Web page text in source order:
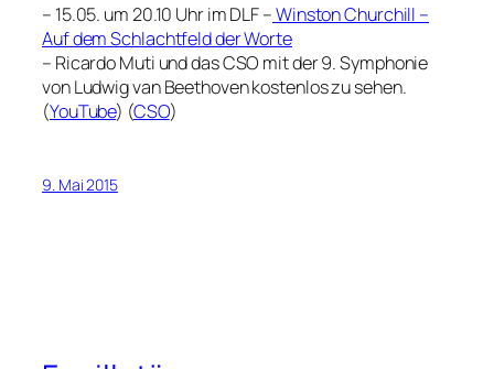
– 15.05. um 20.10 Uhr im DLF –Winston Churchill –
Auf dem Schlachtfeld der Worte
– Ricardo Muti und das CSO mit der 9. Symphonie
von Ludwig van Beethoven kostenlos zu sehen.
(YouTube) (CSO)
9. Mai 2015